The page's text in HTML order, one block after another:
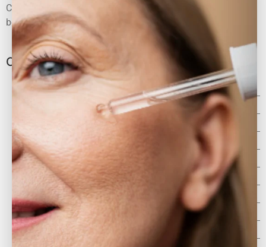
Conoce todo sobre productos naturales y ecológicos, sus
beneficios y maneras de cuidarte en toda época del año.
Categorías
Aceite íntimo
Botiquín natural
Consejos Saludables
Cosmética natural
Cosmética Sostenible
Cuidado de la piel
Cuidado del cabello
Navidad